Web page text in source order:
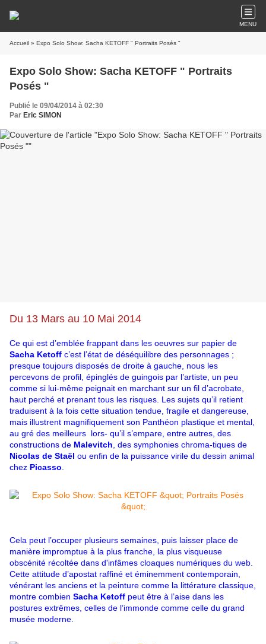
MENU
Accueil » Expo Solo Show: Sacha KETOFF " Portraits Posés "
Expo Solo Show: Sacha KETOFF " Portraits
Posés "
Publié le 09/04/2014 à 02:30
Par Eric SIMON
Du 13 Mars au 10 Mai 2014
Ce qui est d’emblée frappant dans les oeuvres sur papier de
Sacha Ketoff c’est l’état de déséquilibre des personnages ;
presque toujours disposés de droite à gauche, nous les
percevons de profil, épinglés de guingois par l’artiste, un peu
comme si lui-même peignait en marchant sur un fil d’acrobate,
haut perché et prenant tous les risques. Les sujets qu’il retient
traduisent à la fois cette situation tendue, fragile et dangereuse,
mais illustrent magnifiquement son Panthéon plastique et mental,
au gré des meilleurs lors- qu’il s’empare, entre autres, des
constructions de Malevitch , des symphonies chroma-tiques de
Nicolas de Staël ou enfin de la puissance virile du dessin animal
chez Picasso
Cela peut l’occuper plusieurs semaines, puis laisser place de
manière impromptue à la plus franche, la plus visqueuse
obscénité récoltée dans d'infâmes cloaques numériques du web.
Cette attitude d’apostat raffiné et éminemment contemporain,
vénérant les anciens et la peinture comme la littérature classique,
montre combien Sacha Ketoff peut être à l’aise dans les
postures extrêmes, celles de l’immonde comme celle du grand
musée moderne.